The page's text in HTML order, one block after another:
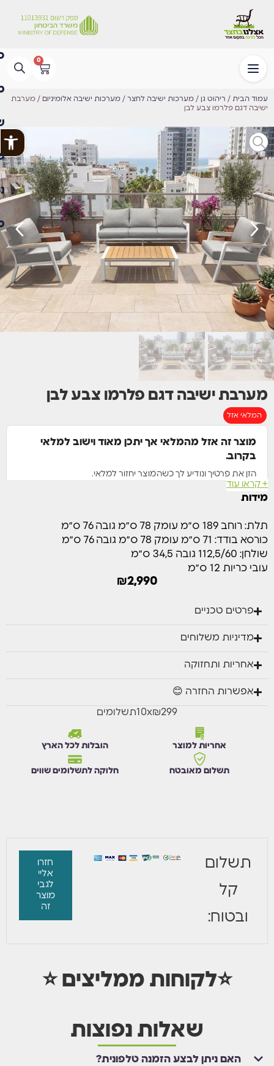
0
עמוד הבית / ריהוט גן / מערכות ישיבה לחצר / מערכות ישיבה אלומיניום / מערבת
ישיבה דגם פלרמו צבע לבן
מערבת ישיבה דגם פלרמו צבע לבן
המלאי אזל
מוצר זה אזל מהמלאי אך יתכן מאוד וישוב למלאי
בקרוב.
הזן את פרטיך ונודיע לך כשהמוצר יחזור למלאי.
השם שלך
מספר הטלפון שלך
אני מסכים/ה לקבל הודעת וואטסאפ כאשר מוצר זה יחזור למלאי.
עדכנו אותי בוואטסאפ
+ קראו עוד
מידות
תלת: רוחב 189 ס״מ עומק 78 ס״מ גובה 76 ס״מ
כורסא בודד: 71 ס״מ עומק 78 ס״מ גובה 76 ס״מ
שולחן: 112,5/60 גובה 34,5 ס״מ
עובי כריות 12 ס״מ
₪2,990
פרטים טכניים
מדיניות משלוחים
אחריות ותחזוקה
אפשרות החזרה 😊
₪299
x
10תשלומים
אחריות למוצר הובלות לכל הארץ
תשלום מאובטח חלוקה לתשלומים שווים
תשלום
קל
ובטוח:
חזרו
אליי
לגבי
מוצר
זה
⭐לקוחות ממליצים ⭐
שאלות נפוצות
האם ניתן לבצע הזמנה טלפונית?